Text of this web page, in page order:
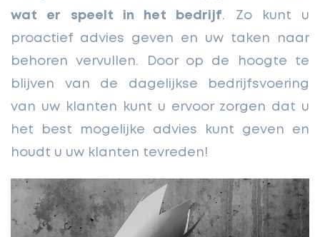
wat er speelt in het bedrijf. Zo kunt u
proactief advies geven en uw taken naar
behoren vervullen. Door op de hoogte te
blijven van de dagelijkse bedrijfsvoering
van uw klanten kunt u ervoor zorgen dat u
het best mogelijke advies kunt geven en
houdt u uw klanten tevreden!